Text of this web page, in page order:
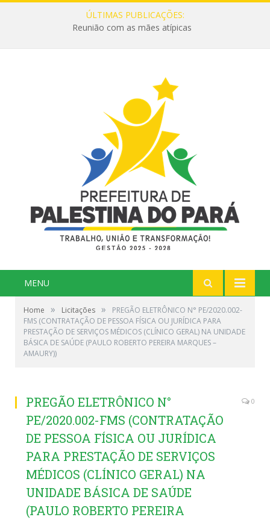
ÚLTIMAS PUBLICAÇÕES:
Reunião com as mães atípicas
MENU
Home » Licitações »
PREGÃO ELETRÔNICO N° PE/2020.002-
FMS (CONTRATAÇÃO DE PESSOA FÍSICA OU JURÍDICA PARA
PRESTAÇÃO DE SERVIÇOS MÉDICOS (CLÍNICO GERAL) NA UNIDADE
BÁSICA DE SAÚDE (PAULO ROBERTO PEREIRA MARQUES –
AMAURY))
PREGÃO ELETRÔNICO N°
PE/2020.002-FMS (CONTRATAÇÃO
DE PESSOA FÍSICA OU JURÍDICA
PARA PRESTAÇÃO DE SERVIÇOS
MÉDICOS (CLÍNICO GERAL) NA
UNIDADE BÁSICA DE SAÚDE
(PAULO ROBERTO PEREIRA
0